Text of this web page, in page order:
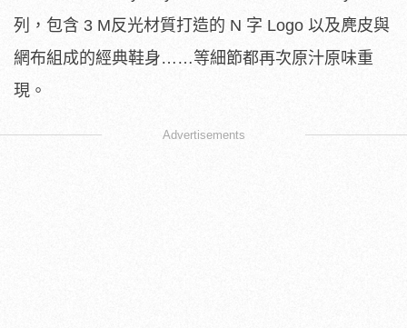
列，包含 3 M反光材質打造的 N 字 Logo 以及麂皮與
網布組成的經典鞋身……等細節都再次原汁原味重
現。
Advertisements